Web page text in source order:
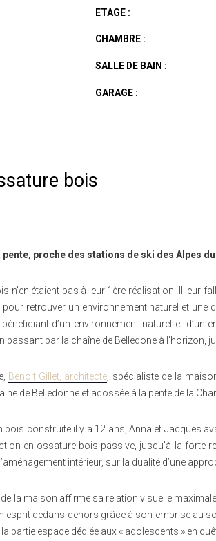
ETAGE :
CHAMBRE :
SALLE DE BAIN :
GARAGE :
bois
proche des stations de ski des Alpes du
n’en étaient pas à leur 1ère réalisation. Il
retrouver un environnement naturel et
d’un environnement naturel et
passant par la chaîne de Belledone à l’horizon,
Benoit Gillet, architecte , spécialiste de la
de Belledonne et adossée à la pente de la
bois construite il y a 12 ans, Anna et Jacques
en ossature bois passive, jusqu’à la forte
intérieur, sur la dualité d’une
la maison affirme sa relation visuelle
dedans-dehors grâce à son emprise au
partie espace dédiée aux « adolescents » en